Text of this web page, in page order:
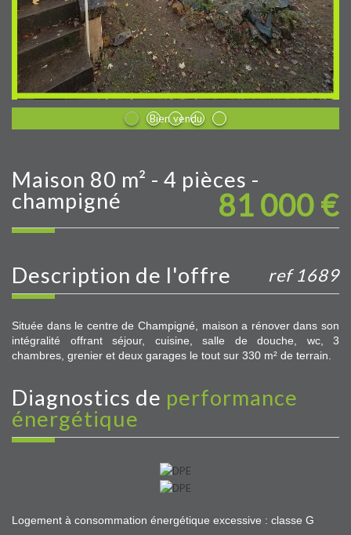
Bien vendu
maison 80 m² - 4 pièces -
champigné
81 000€
description de l'offre ref 1689
Située dans le centre de Champigné, maison a rénover dans son
intégralité offrant séjour, cuisine, salle de douche, wc, 3
chambres, grenier et deux garages le tout sur 330 m² de terrain.
diagnostics de performance
énergétique
Logement à consommation énergétique excessive : classe G